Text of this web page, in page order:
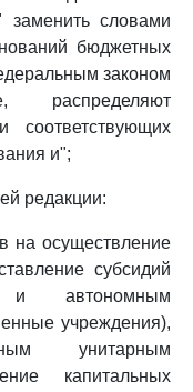
заменить словами
бюджетных
законом
соответствующих
и";
редакции:
на осуществление
субсидий
и автономным
учреждения),
унитарным
капитальных